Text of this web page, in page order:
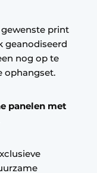
print
geanodiseerd
nog op te
ophangset.
panelen met